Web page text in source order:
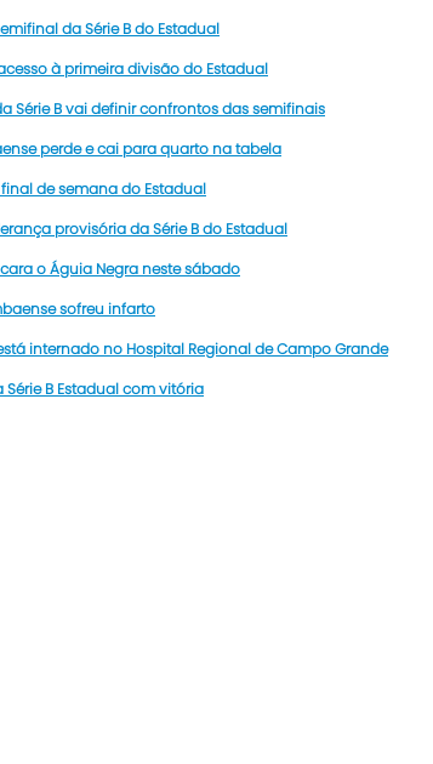
da Série B do Estadual
à primeira divisão do Estadual
Série B vai definir confrontos das semifinais
perde e cai para quarto na tabela
de semana do Estadual
provisória da Série B do Estadual
o Águia Negra neste sábado
sofreu infarto
internado no Hospital Regional de Campo Grande
B Estadual com vitória